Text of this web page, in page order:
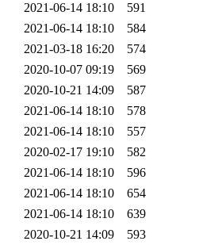
2021-06-14 18:10
591
2021-06-14 18:10
584
2021-03-18 16:20
574
2020-10-07 09:19
569
2020-10-21 14:09
587
2021-06-14 18:10
578
2021-06-14 18:10
557
2020-02-17 19:10
582
2021-06-14 18:10
596
2021-06-14 18:10
654
2021-06-14 18:10
639
2020-10-21 14:09
593